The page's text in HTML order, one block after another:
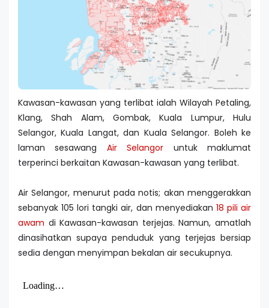
Kawasan-kawasan yang terlibat ialah Wilayah Petaling,
Klang, Shah Alam, Gombak, Kuala Lumpur, Hulu
Selangor, Kuala Langat, dan Kuala Selangor. Boleh ke
laman sesawang Air Selangor untuk maklumat
terperinci berkaitan Kawasan-kawasan yang terlibat.
Air Selangor, menurut pada notis; akan menggerakkan
sebanyak 105 lori tangki air, dan menyediakan 18 pili air
awam di Kawasan-kawasan terjejas. Namun, amatlah
dinasihatkan supaya penduduk yang terjejas bersiap
sedia dengan menyimpan bekalan air secukupnya.